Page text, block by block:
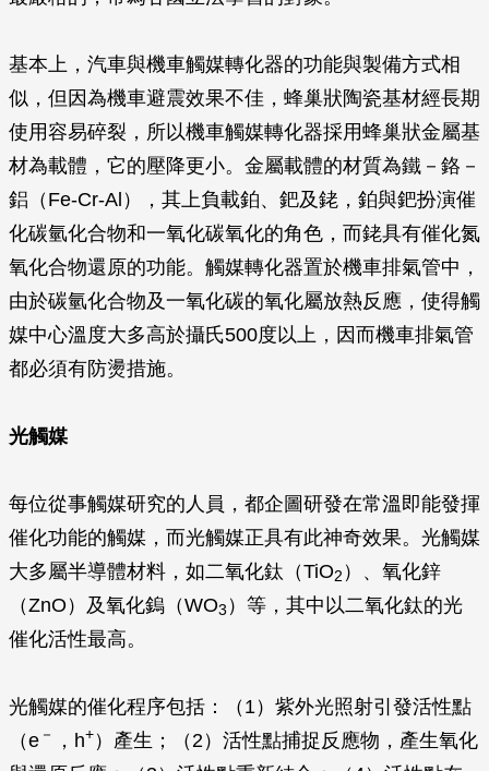
基本上，汽車與機車觸媒轉化器的功能與製備方式相
似，但因為機車避震效果不佳，蜂巢狀陶瓷基材經長期
使用容易碎裂，所以機車觸媒轉化器採用蜂巢狀金屬基
材為載體，它的壓降更小。金屬載體的材質為鐵－鉻－
鋁（Fe-Cr-Al），其上負載鉑、鈀及銠，鉑與鈀扮演催
化碳氫化合物和一氧化碳氧化的角色，而銠具有催化氮
氧化合物還原的功能。觸媒轉化器置於機車排氣管中，
由於碳氫化合物及一氧化碳的氧化屬放熱反應，使得觸
媒中心溫度大多高於攝氏500度以上，因而機車排氣管
都必須有防燙措施。
光觸媒
每位從事觸媒研究的人員，都企圖研發在常溫即能發揮
催化功能的觸媒，而光觸媒正具有此神奇效果。光觸媒
大多屬半導體材料，如二氧化鈦（TiO2 ）、氧化鋅
（ZnO）及氧化鎢（WO3 ）等，其中以二氧化鈦的光
催化活性最高。
光觸媒的催化程序包括：（1）紫外光照射引發活性點
（e － ，h+ ）產生；（2）活性點捕捉反應物，產生氧化